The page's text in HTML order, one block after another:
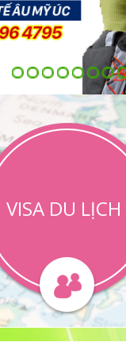
VISA DU LỊCH